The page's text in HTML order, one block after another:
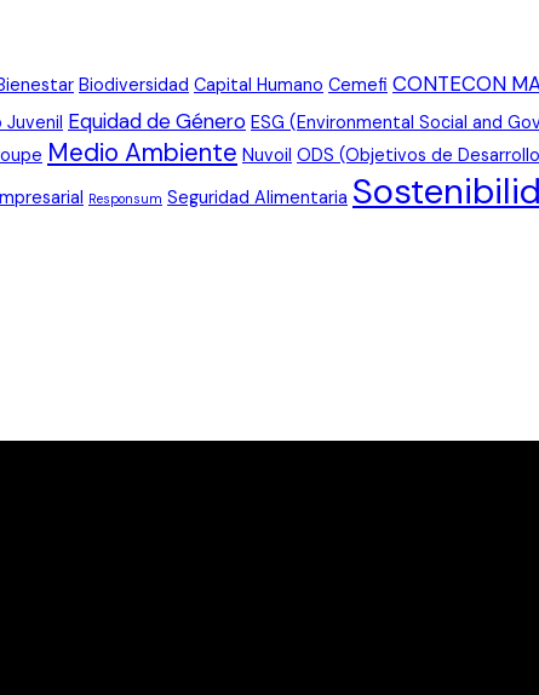
Biodiversidad Capital Humano Cemefi CONTECON
Juvenil Equidad de Género ESG (Environmental Social and
Medio Ambiente Nuvoil ODS (Objetivos de
Responsum Seguridad Alimentaria